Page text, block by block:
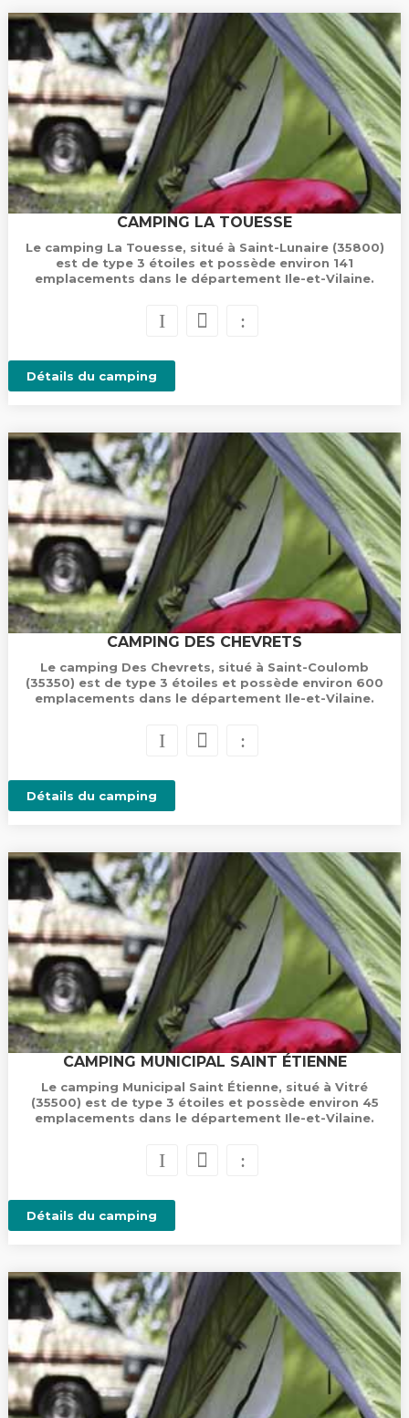
CAMPING LA TOUESSE
Le camping La Touesse, situé à Saint-Lunaire (35800)
est de type 3 étoiles et possède environ 141
emplacements dans le département Ile-et-Vilaine.
Détails du camping
CAMPING DES CHEVRETS
Le camping Des Chevrets, situé à Saint-Coulomb
(35350) est de type 3 étoiles et possède environ 600
emplacements dans le département Ile-et-Vilaine.
Détails du camping
CAMPING MUNICIPAL SAINT ÉTIENNE
Le camping Municipal Saint Étienne, situé à Vitré
(35500) est de type 3 étoiles et possède environ 45
emplacements dans le département Ile-et-Vilaine.
Détails du camping